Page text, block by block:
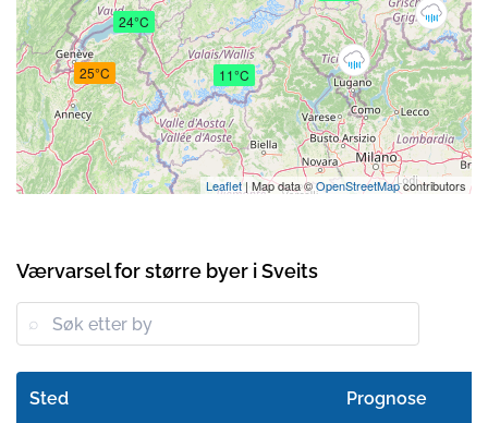
25°C
24°C
11°C
Leaflet| Map data ©OpenStreetMapcontributors
Værvarsel for større byer i Sveits
Sted Prognose